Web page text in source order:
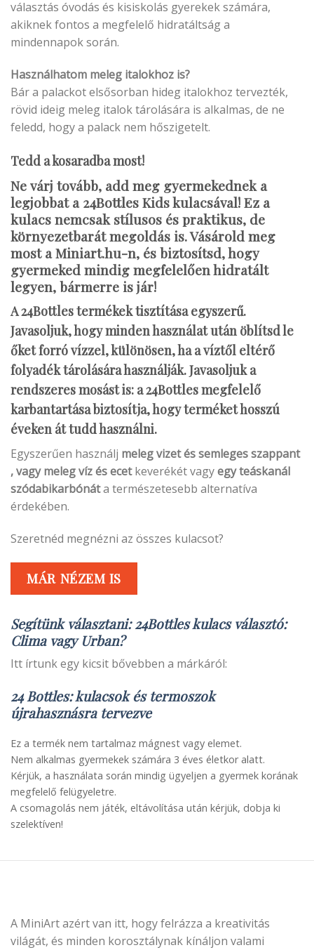
választás óvodás és kisiskolás gyerekek számára,
akiknek fontos a megfelelő hidratáltság a
mindennapok során.
Használhatom meleg italokhoz is?
Bár a palackot elsősorban hideg italokhoz tervezték,
rövid ideig meleg italok tárolására is alkalmas, de ne
feledd, hogy a palack nem hőszigetelt.
Tedd a kosaradba most!
Ne várj tovább, add meg gyermekednek a
legjobbat a 24Bottles Kids kulacsával! Ez a
kulacs nemcsak stílusos és praktikus, de
környezetbarát megoldás is. Vásárold meg
most a Miniart.hu-n, és biztosítsd, hogy
gyermeked mindig megfelelően hidratált
legyen, bármerre is jár!
A 24Bottles termékek tisztítása egyszerű.
Javasoljuk, hogy minden használat után öblítsd le
őket forró vízzel, különösen, ha a víztől eltérő
folyadék tárolására használják. Javasoljuk a
rendszeres mosást is: a 24Bottles megfelelő
karbantartása biztosítja, hogy terméket hosszú
éveken át tudd használni.
Egyszerűen használj meleg vizet és semleges szappant
, vagymeleg víz és ecetkeverékét vagyegy teáskanál
szódabikarbónáta természetesebb alternatíva
érdekében.
Szeretnéd megnézni az összes kulacsot?
MÁR NÉZEM IS
Segítünk választani: 24Bottles kulacs választó:
Clima vagy Urban?
Itt írtunk egy kicsit bővebben a márkáról:
24 Bottles: kulacsok és termoszok
újrahasznásra tervezve
Ez a termék nem tartalmaz mágnest vagy elemet.
Nem alkalmas gyermekek számára 3 éves életkor alatt.
Kérjük, a használata során mindig ügyeljen a gyermek korának
megfelelő felügyeletre.
A csomagolás nem játék, eltávolítása után kérjük, dobja ki
szelektíven!
A MiniArt azért van itt, hogy felrázza a kreativitás
világát, és minden korosztálynak kínáljon valami